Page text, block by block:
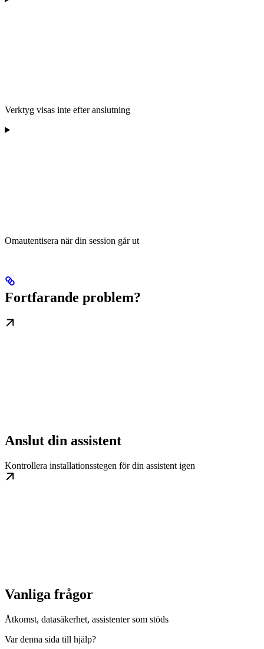
Verktyg visas inte efter anslutning
Omautentisera när din session går ut
Fortfarande problem?
Anslut din assistent
Kontrollera installationsstegen för din assistent igen
Vanliga frågor
Åtkomst, datasäkerhet, assistenter som stöds
Var denna sida till hjälp?